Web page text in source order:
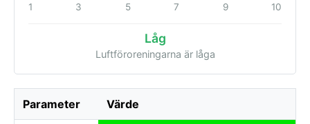
1 3 5 7 9 10
Låg
Luftföroreningarna är låga
Parameter Värde